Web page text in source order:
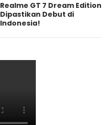
Realme GT 7 Dream Edition
Dipastikan Debut di
Indonesia!